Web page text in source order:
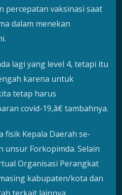
percepatan vaksinasi saat
dalam menekan
lagi yang level 4, tetapi itu
karena untuk
tetap harus
covid-19,â€ tambahnya.
fisik Kepala Daerah se-
unsur Forkopimda. Selain
Organisasi Perangkat
kabupaten/kota dan